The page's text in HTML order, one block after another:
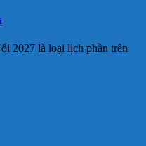
2027 là loại lịch phần trên